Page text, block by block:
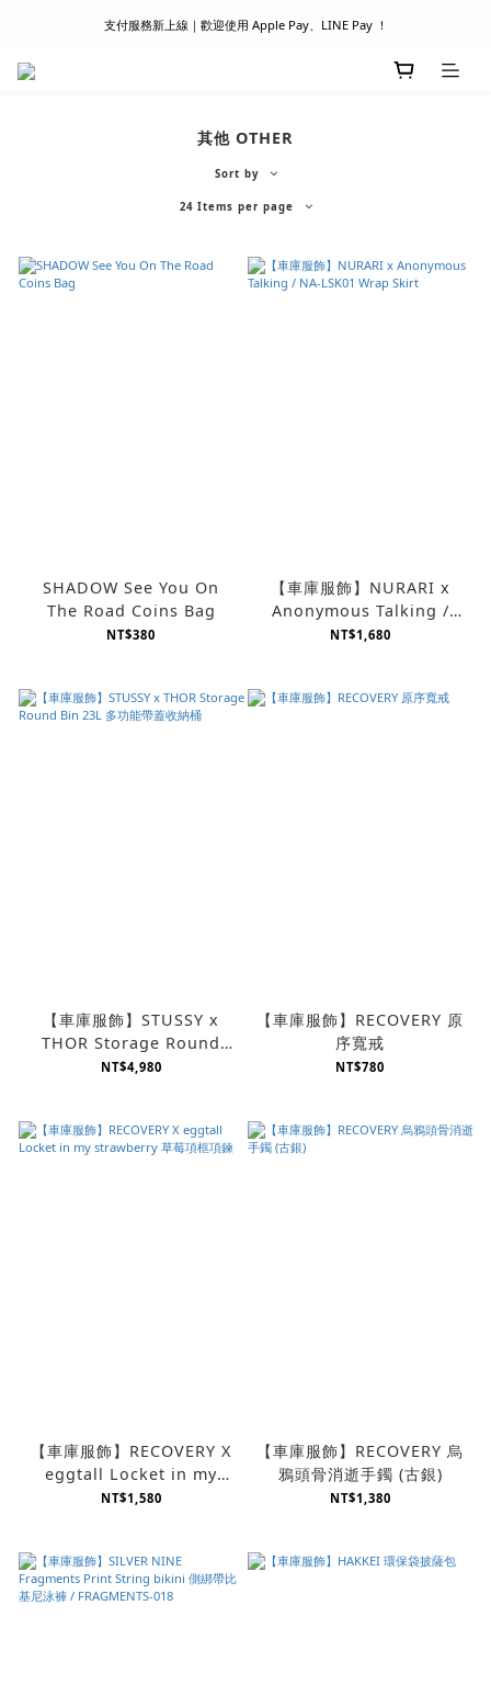
滿 1500 超商取貨免運 │ WORLDWIDE SHIPPING
支付服務新上線｜歡迎使用 Apple Pay、LINE Pay ！
其他 OTHER
Sort by
24 Items per page
SHADOW See You On
The Road Coins Bag
NT$380
【車庫服飾】NURARI x
Anonymous Talking /
NA-LSK01 Wrap Skirt
NT$1,680
【車庫服飾】STUSSY x
THOR Storage Round
Bin 23L 多功能帶蓋收納桶
NT$4,980
【車庫服飾】RECOVERY 原
序寬戒
NT$780
【車庫服飾】RECOVERY X
eggtall Locket in my
strawberry 草莓項框項鍊
NT$1,580
【車庫服飾】RECOVERY 烏
鴉頭骨消逝手鐲 (古銀)
NT$1,380